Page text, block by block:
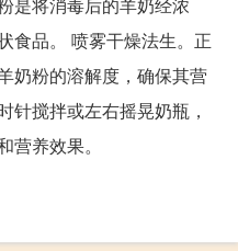
食品。 喷雾干燥法生。正
奶粉的溶解度，确保其营
针搅拌或左右摇晃奶瓶，
养效果。